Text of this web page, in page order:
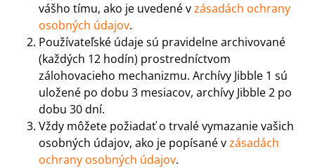
vášho tímu, ako je uvedené vzásadách ochrany
osobných údajov.
Používateľské údaje sú pravidelne archivované
(každých 12 hodín) prostredníctvom
zálohovacieho mechanizmu. Archívy Jibble 1 sú
uložené po dobu 3 mesiacov, archívy Jibble 2 po
dobu 30 dní.
Vždy môžete požiadať o trvalé vymazanie vašich
osobných údajov, ako je popísané vzásadách
ochrany osobných údajov.